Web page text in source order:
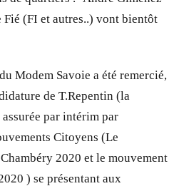
Fié (FI et autres..) vont bientôt
Modem Savoie a été remercié,
de T.Repentin (la
par intérim par
Citoyens (Le
2020 et le mouvement
) se présentant aux